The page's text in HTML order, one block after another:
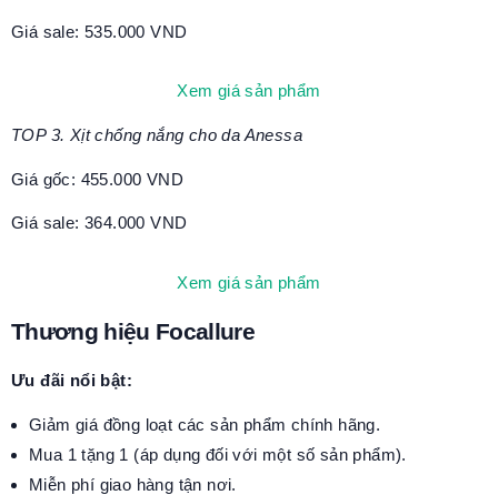
Giá sale: 535.000 VND
Xem giá sản phẩm
TOP 3. Xịt chống nắng cho da Anessa
Giá gốc: 455.000 VND
Giá sale: 364.000 VND
Xem giá sản phẩm
Thương hiệu Focallure
Ưu đãi nổi bật:
Giảm giá đồng loạt các sản phẩm chính hãng.
Mua 1 tặng 1 (áp dụng đối với một số sản phẩm).
Miễn phí giao hàng tận nơi.